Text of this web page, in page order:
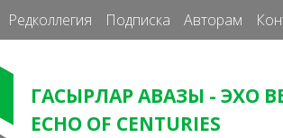
Редколлегия Подписка Авторам
ГАСЫРЛАР АВАЗЫ - ЭХО
ECHO OF CENTURIES